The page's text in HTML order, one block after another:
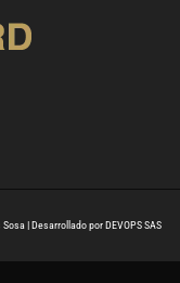
| Desarrollado por DEVOPS SAS